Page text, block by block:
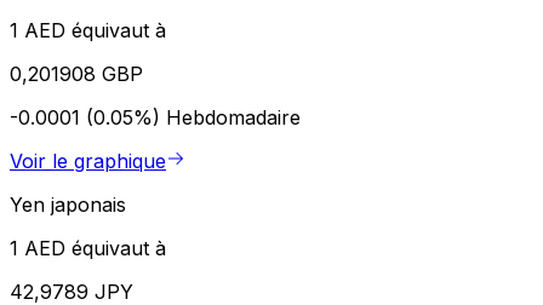
1 AED équivaut à
0,201908 GBP
-0.0001 (0.05%) Hebdomadaire
Voir le graphique
Yen japonais
1 AED équivaut à
42,9789 JPY